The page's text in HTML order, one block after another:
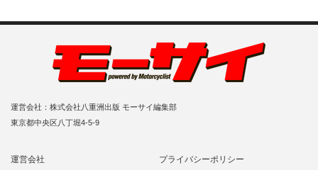
運営会社：株式会社八重洲出版 モーサイ編集部
東京都中央区八丁堀4-5-9
運営会社
プライバシーポリシー